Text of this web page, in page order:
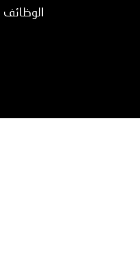
الوظائف